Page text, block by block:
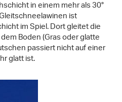
in einem mehr als 30°
ist
im Spiel. Dort gleitet die
Boden (Gras oder glatte
passiert nicht auf einer
glatt ist.